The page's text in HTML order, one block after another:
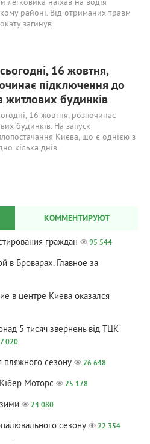
легковика наїхав на водія
районі. Від отриманих травм
загинув.
16 жовтня,
підключення до
житлових будинків
16 жовтня, розпочинає
будинків. На запуск
Києва, що є однією з
кілька днів.
КОММЕНТИРУЮТ
граждан 95 544
в Броварах. Главное за
в центре Киева оказался
5 тисяч звернень від ТЦК
020
пляжного сезону 26 648
Моторс 25 178
24 080
сезону 22 354